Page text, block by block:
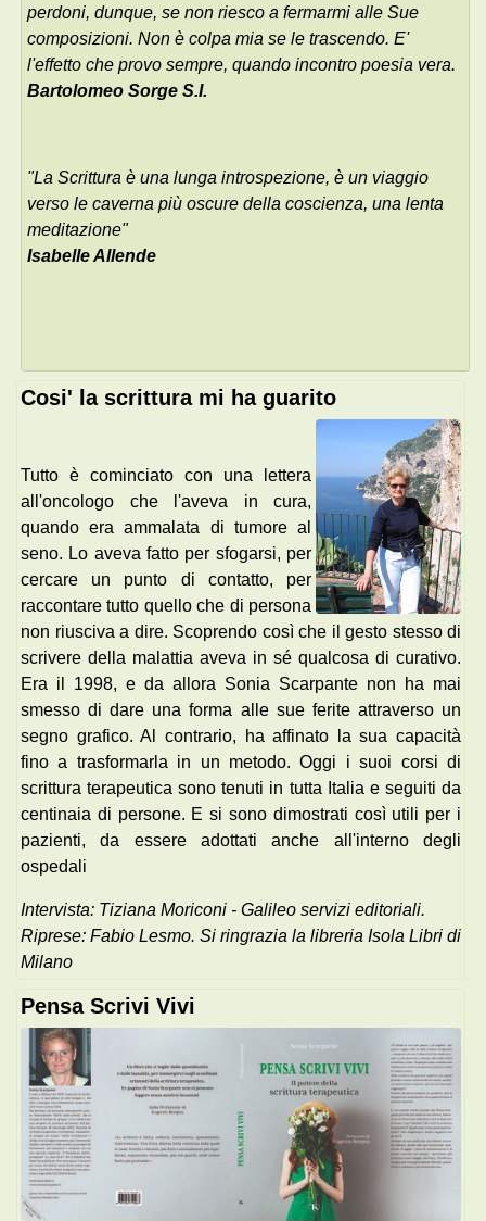
perdoni, dunque, se non riesco a fermarmi alle Sue
composizioni. Non è colpa mia se le trascendo. E'
l'effetto che provo sempre, quando incontro poesia vera.
Bartolomeo Sorge S.I.
"La Scrittura è una lunga introspezione, è un viaggio
verso le caverna più oscure della coscienza, una lenta
meditazione"
Isabelle Allende
Cosi' la scrittura mi ha guarito
Tutto è cominciato con una lettera
all'oncologo che l'aveva in cura,
quando era ammalata di tumore al
seno. Lo aveva fatto per sfogarsi, per
cercare un punto di contatto, per
raccontare tutto quello che di persona
non riusciva a dire. Scoprendo così che il gesto stesso di
scrivere della malattia aveva in sé qualcosa di curativo.
Era il 1998, e da allora Sonia Scarpante non ha mai
smesso di dare una forma alle sue ferite attraverso un
segno grafico. Al contrario, ha affinato la sua capacità
fino a trasformarla in un metodo. Oggi i suoi corsi di
scrittura terapeutica sono tenuti in tutta Italia e seguiti da
centinaia di persone. E si sono dimostrati così utili per i
pazienti, da essere adottati anche all'interno degli
ospedali
Intervista: Tiziana Moriconi - Galileo servizi editoriali.
Riprese: Fabio Lesmo. Si ringrazia la libreria Isola Libri di
Milano
Pensa Scrivi Vivi